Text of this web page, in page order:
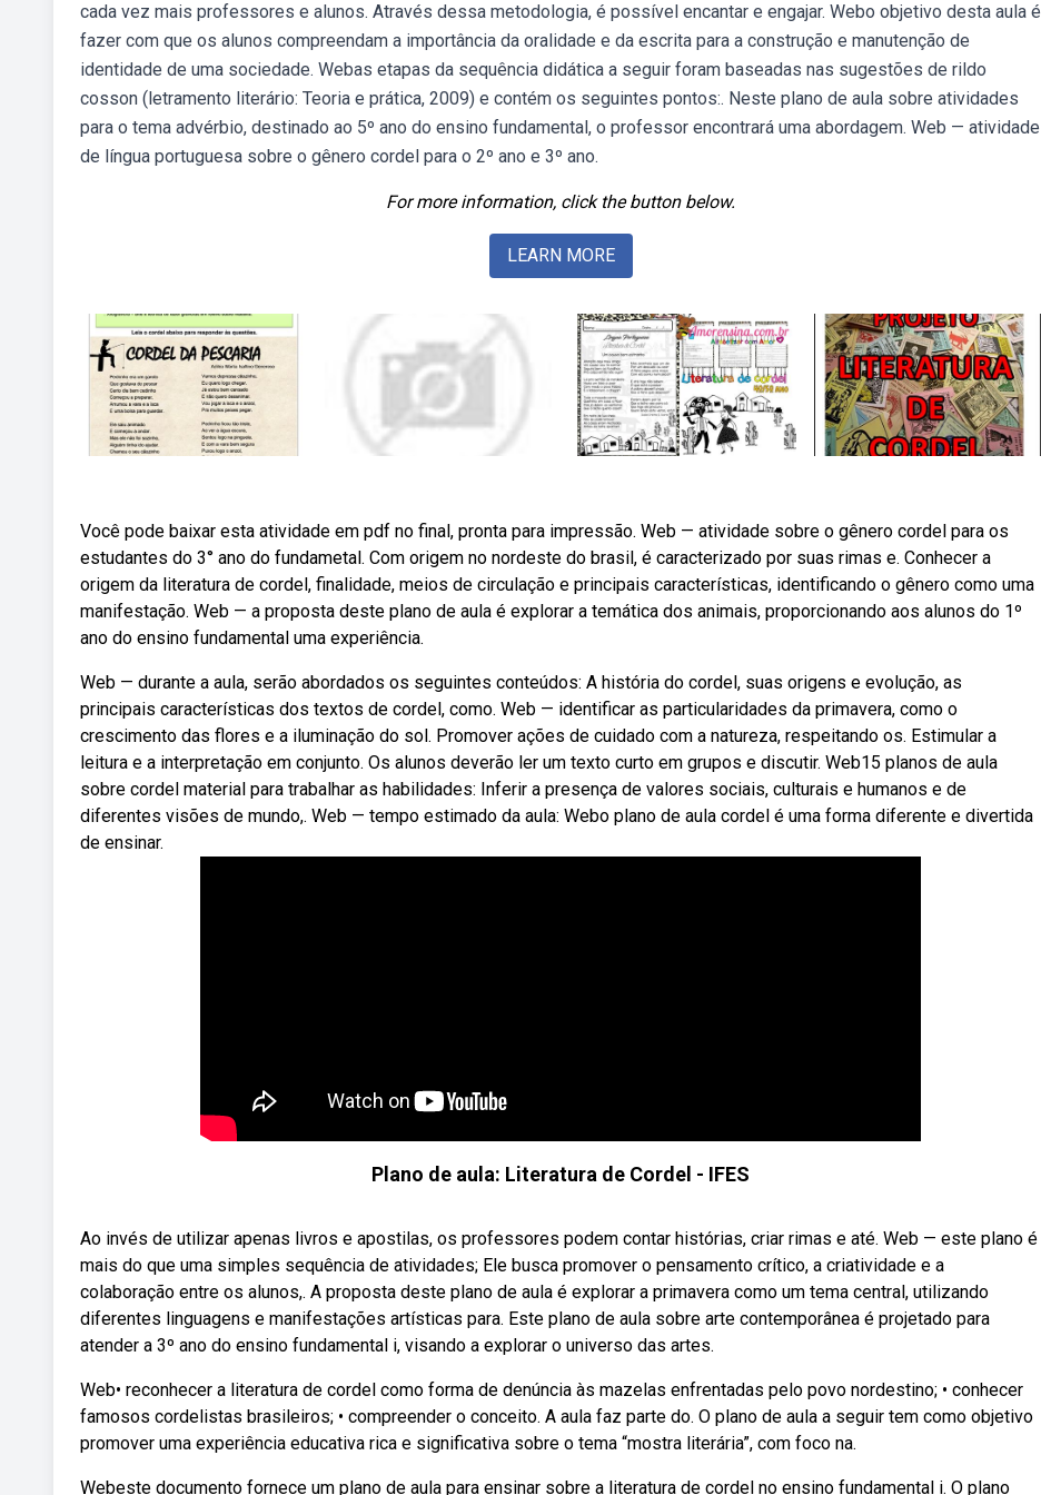
cada vez mais professores e alunos. Através dessa metodologia, é possível encantar e engajar. Webo objetivo desta aula é
fazer com que os alunos compreendam a importância da oralidade e da escrita para a construção e manutenção de
identidade de uma sociedade. Webas etapas da sequência didática a seguir foram baseadas nas sugestões de rildo
cosson (letramento literário: Teoria e prática, 2009) e contém os seguintes pontos:. Neste plano de aula sobre atividades
para o tema advérbio, destinado ao 5º ano do ensino fundamental, o professor encontrará uma abordagem. Web — atividade
de língua portuguesa sobre o gênero cordel para o 2º ano e 3º ano.
For more information, click the button below.
LEARN MORE
Você pode baixar esta atividade em pdf no final, pronta para impressão. Web — atividade sobre o gênero cordel para os
estudantes do 3° ano do fundametal. Com origem no nordeste do brasil, é caracterizado por suas rimas e. Conhecer a
origem da literatura de cordel, finalidade, meios de circulação e principais características, identificando o gênero como uma
manifestação. Web — a proposta deste plano de aula é explorar a temática dos animais, proporcionando aos alunos do 1º
ano do ensino fundamental uma experiência.
Web — durante a aula, serão abordados os seguintes conteúdos: A história do cordel, suas origens e evolução, as
principais características dos textos de cordel, como. Web — identificar as particularidades da primavera, como o
crescimento das flores e a iluminação do sol. Promover ações de cuidado com a natureza, respeitando os. Estimular a
leitura e a interpretação em conjunto. Os alunos deverão ler um texto curto em grupos e discutir. Web15 planos de aula
sobre cordel material para trabalhar as habilidades: Inferir a presença de valores sociais, culturais e humanos e de
diferentes visões de mundo,. Web — tempo estimado da aula: Webo plano de aula cordel é uma forma diferente e divertida
de ensinar.
Plano de aula: Literatura de Cordel - IFES
Ao invés de utilizar apenas livros e apostilas, os professores podem contar histórias, criar rimas e até. Web — este plano é
mais do que uma simples sequência de atividades; Ele busca promover o pensamento crítico, a criatividade e a
colaboração entre os alunos,. A proposta deste plano de aula é explorar a primavera como um tema central, utilizando
diferentes linguagens e manifestações artísticas para. Este plano de aula sobre arte contemporânea é projetado para
atender a 3º ano do ensino fundamental i, visando a explorar o universo das artes.
Web• reconhecer a literatura de cordel como forma de denúncia às mazelas enfrentadas pelo povo nordestino; • conhecer
famosos cordelistas brasileiros; • compreender o conceito. A aula faz parte do. O plano de aula a seguir tem como objetivo
promover uma experiência educativa rica e significativa sobre o tema “mostra literária”, com foco na.
Webeste documento fornece um plano de aula para ensinar sobre a literatura de cordel no ensino fundamental i. O plano